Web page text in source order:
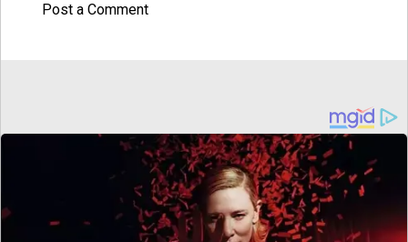
Post a Comment